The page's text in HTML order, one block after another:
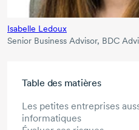
Isabelle Ledoux
Senior Business Advisor, BDC
Table des matières
Les petites entreprises
informatiques